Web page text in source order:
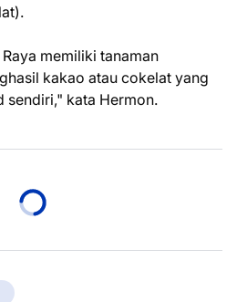
memiliki tanaman
kakao atau cokelat yang
sendiri," kata Hermon.